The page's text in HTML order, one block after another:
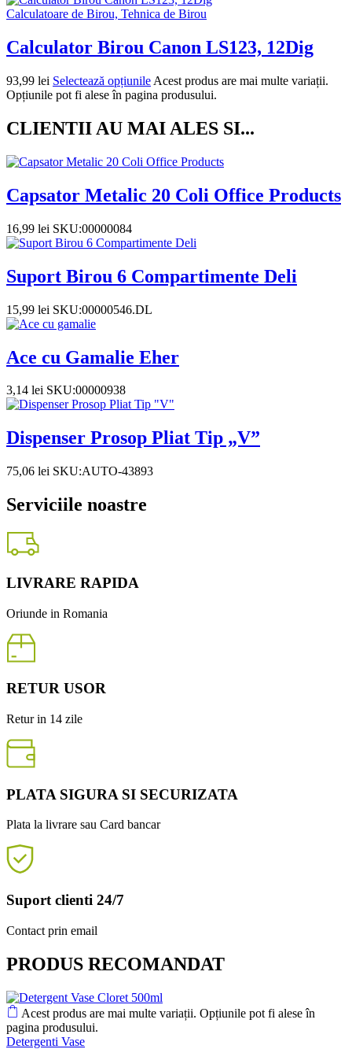
Calculatoare de Birou, Tehnica de Birou
Calculator Birou Canon LS123, 12Dig
93,99 lei Selectează opțiunile Acest produs are mai multe variații.
Opțiunile pot fi alese în pagina produsului.
CLIENTII AU MAI ALES SI...
Capsator Metalic 20 Coli Office Products
16,99 lei SKU:00000084
Suport Birou 6 Compartimente Deli
15,99 lei SKU:00000546.DL
Ace cu Gamalie Eher
3,14 lei SKU:00000938
Dispenser Prosop Pliat Tip „V”
75,06 lei SKU:AUTO-43893
Serviciile noastre
LIVRARE RAPIDA
Oriunde in Romania
RETUR USOR
Retur in 14 zile
PLATA SIGURA SI SECURIZATA
Plata la livrare sau Card bancar
Suport clienti 24/7
Contact prin email
PRODUS RECOMANDAT
Acest produs are mai multe variații. Opțiunile pot fi alese în
pagina produsului.
Detergenti Vase